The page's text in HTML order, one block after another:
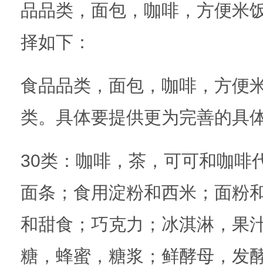
品品类，面包，咖啡，方便米
择如下：
食品品类，面包，咖啡，方便
类。具体要提供更为完善的具
30类：咖啡，茶，可可和咖啡
面条；食用淀粉和西米；面粉
和甜食；巧克力；冰淇淋，果
糖，蜂蜜，糖浆；鲜酵母，发